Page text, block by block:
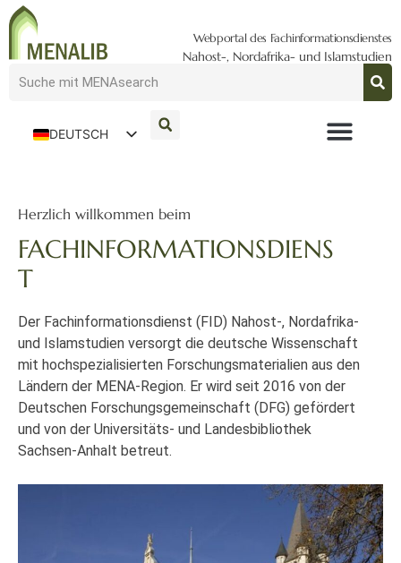
Webportal des Fachinformationsdienstes
Nahost-, Nordafrika- und Islamstudien
DEUTSCH
Herzlich willkommen beim
FACHINFORMATIONSDIENS
T
Der Fachinformationsdienst (FID) Nahost-, Nordafrika-
und Islamstudien versorgt die deutsche Wissenschaft
mit hochspezialisierten Forschungsmaterialien aus den
Ländern der MENA-Region. Er wird seit 2016 von der
Deutschen Forschungsgemeinschaft (DFG) gefördert
und von der Universitäts- und Landesbibliothek
Sachsen-Anhalt betreut.